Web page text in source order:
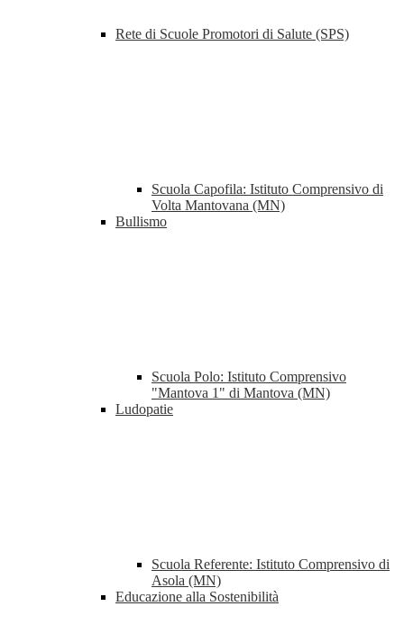
Rete di Scuole Promotori di Salute (SPS)
Scuola Capofila: Istituto Comprensivo di
Volta Mantovana (MN)
Bullismo
Scuola Polo: Istituto Comprensivo
"Mantova 1" di Mantova (MN)
Ludopatie
Scuola Referente: Istituto Comprensivo di
Asola (MN)
Educazione alla Sostenibilità